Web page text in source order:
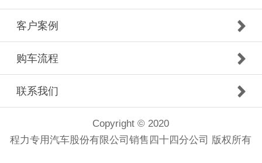
客户案例
购车流程
联系我们
Copyright © 2020
程力专用汽车股份有限公司销售四十四分公司 版权所有